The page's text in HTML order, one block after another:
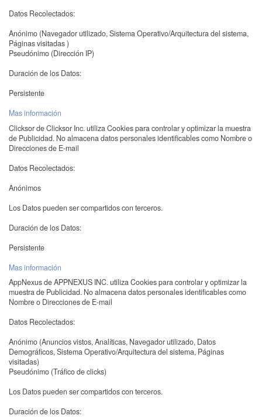
Datos Recolectados:
Anónimo (Navegador utilizado, Sistema Operativo/Arquitectura del sistema,
Páginas visitadas )
Pseudónimo (Dirección IP)
Duración de los Datos:
Persistente
Mas información
Clicksor de Clicksor Inc. utiliza Cookies para controlar y optimizar la muestra
de Publicidad. No almacena datos personales identificables como Nombre o
Direcciones de E-mail
Datos Recolectados:
Anónimos
Los Datos pueden ser compartidos con terceros.
Duración de los Datos:
Persistente
Mas información
AppNexus de APPNEXUS INC. utiliza Cookies para controlar y optimizar la
muestra de Publicidad. No almacena datos personales identificables como
Nombre o Direcciones de E-mail
Datos Recolectados:
Anónimo (Anuncios vistos, Analíticas, Navegador utilizado, Datos
Demográficos, Sistema Operativo/Arquitectura del sistema, Páginas
visitadas)
Pseudónimo (Tráfico de clicks)
Los Datos pueden ser compartidos con terceros.
Duración de los Datos: